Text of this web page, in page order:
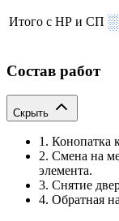
Итого с НР и СП
Состав работ
Скрыть
1. Конопатка
2. Смена на
элемента.
3. Снятие
4. Обратная